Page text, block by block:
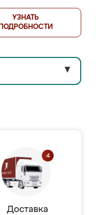
УЗНАТЬ
ПОДРОБНОСТИ
▼
Доставка